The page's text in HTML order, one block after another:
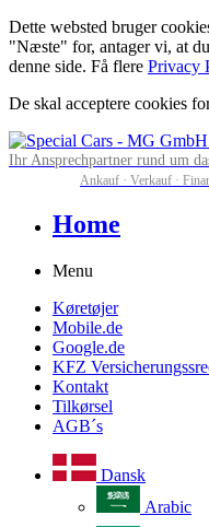
Dette websted bruger
"Næste" for, antager vi, at
denne side. Få flere Privacy
De skal acceptere cookies
Ihr Ansprechpartner rund um
Ankauf · Verkauf ·
Home
Menu
Køretøjer
Mobile.de
Google.de
KFZ
Kontakt
Tilkørsel
AGB´s
Dansk
Arabic